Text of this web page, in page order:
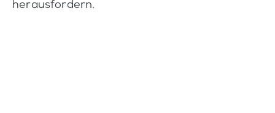
herausfordern.